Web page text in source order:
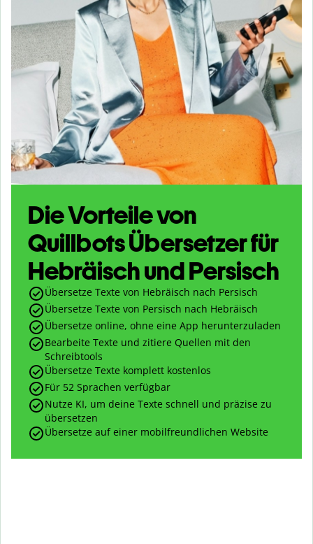
Die Vorteile von
Quillbots Übersetzer für
Hebräisch und Persisch
Übersetze Texte von Hebräisch nach Persisch
Übersetze Texte von Persisch nach Hebräisch
Übersetze online, ohne eine App herunterzuladen
Bearbeite Texte und zitiere Quellen mit den
Schreibtools
Übersetze Texte komplett kostenlos
Für 52 Sprachen verfügbar
Nutze KI, um deine Texte schnell und präzise zu
übersetzen
Übersetze auf einer mobilfreundlichen Website